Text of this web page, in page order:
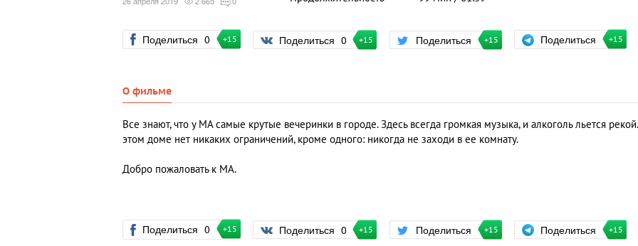
Поделиться 0 +15 Поделиться 0 +15 Поделиться +15 Поделиться +15
О фильме
Все знают, что у МА самые крутые вечеринки в городе. Здесь всегда громкая музыка, и алкоголь льется
этом доме нет никаких ограничений, кроме одного: никогда не заходи в ее комнату.
Добро пожаловать к МА.
Поделиться 0 +15 Поделиться 0 +15 Поделиться +15 Поделиться +15